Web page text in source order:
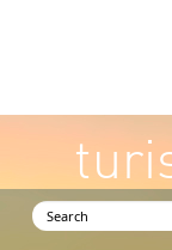
Search form